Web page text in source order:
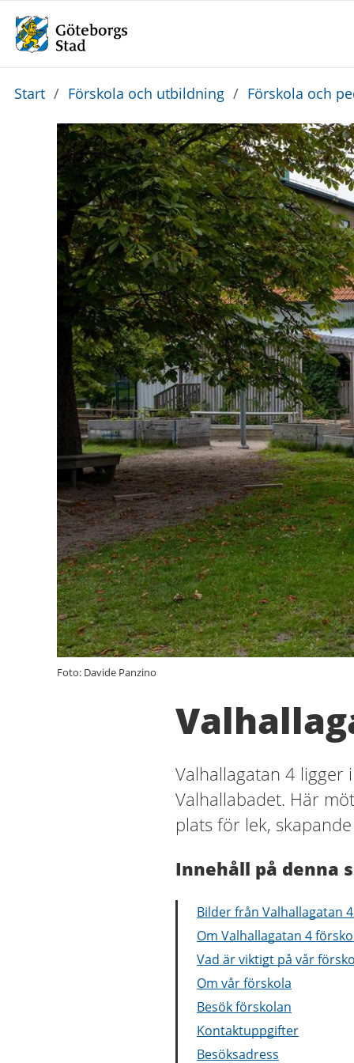
Du
Start / Förskola och utbildning / Förskola och
Foto: Davide Panzino
Valhallagatan 4
Valhallabadet. Här
plats för lek,
Innehåll på denna
Bilder från Valhallagatan
Om Valhallagatan 4
Vad är viktigt på vår
Om vår förskola
Besök förskolan
Kontaktuppgifter
Besöksadress